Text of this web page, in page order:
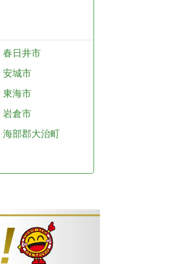
春日井市
安城市
東海市
岩倉市
海部郡大治町